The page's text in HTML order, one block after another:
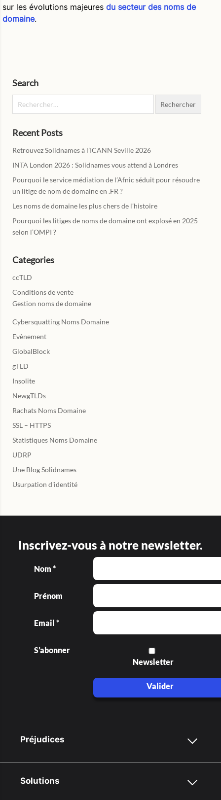
sur les évolutions majeures du secteur des noms de
domaine.
Search
Recent Posts
Retrouvez Solidnames à l’ICANN Seville 2026
INTA London 2026 : Solidnames vous attend à Londres
Pourquoi le service médiation de l’Afnic séduit pour résoudre
un litige de nom de domaine en .FR ?
Les noms de domaine les plus chers de l’histoire
Pourquoi les litiges de noms de domaine ont explosé en 2025
selon l’OMPI ?
Categories
ccTLD
Conditions de vente
Gestion noms de domaine
Cybersquatting Noms Domaine
Evènement
GlobalBlock
gTLD
Insolite
NewgTLDs
Rachats Noms Domaine
SSL – HTTPS
Statistiques Noms Domaine
UDRP
Une Blog Solidnames
Usurpation d'identité
Inscrivez-vous à notre newsletter.
Nom *
Prénom
Email *
S’abonner
Newsletter
Valider
Préjudices
Solutions